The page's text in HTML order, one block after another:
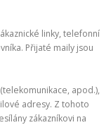
linky, telefonní
Přijaté maily jsou
apod.),
adresy. Z tohoto
zákazníkovi na